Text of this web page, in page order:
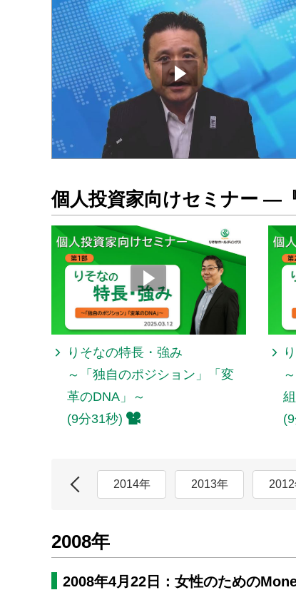
個人投資家向けセミナー ―
りそなの特長・強み
～「独自のポジション」「変
革のDNA」～
(9分31秒)
2015年 2014年 2013年
2008年
2008年4月22日：女性のための